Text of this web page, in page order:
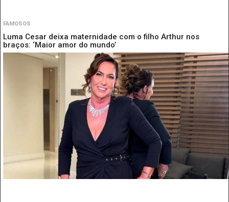
FAMOSOS
Luma Cesar deixa maternidade com o filho Arthur nos
braços: ‘Maior amor do mundo’